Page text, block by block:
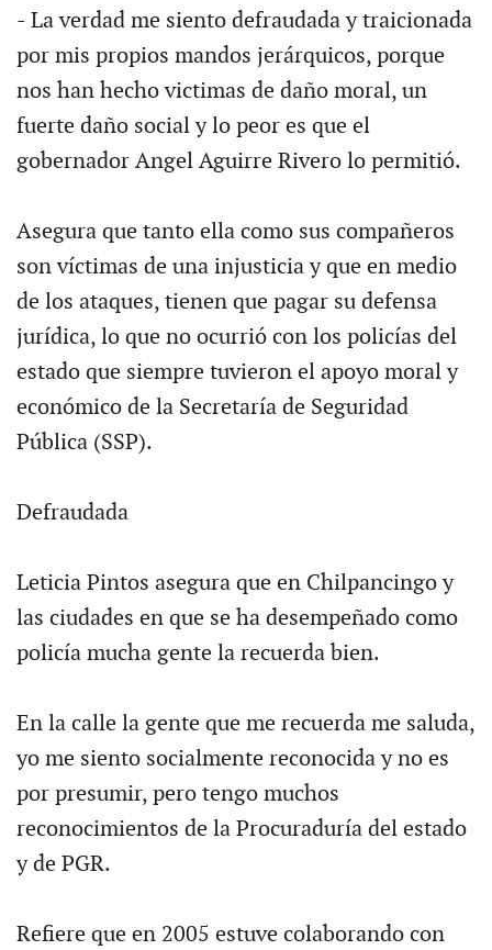
- La verdad me siento defraudada y traicionada
por mis propios mandos jerárquicos, porque
nos han hecho victimas de daño moral, un
fuerte daño social y lo peor es que el
gobernador Angel Aguirre Rivero lo permitió.
Asegura que tanto ella como sus compañeros
son víctimas de una injusticia y que en medio
de los ataques, tienen que pagar su defensa
jurídica, lo que no ocurrió con los policías del
estado que siempre tuvieron el apoyo moral y
económico de la Secretaría de Seguridad
Pública (SSP).
Defraudada
Leticia Pintos asegura que en Chilpancingo y
las ciudades en que se ha desempeñado como
policía mucha gente la recuerda bien.
En la calle la gente que me recuerda me saluda,
yo me siento socialmente reconocida y no es
por presumir, pero tengo muchos
reconocimientos de la Procuraduría del estado
y de PGR.
Refiere que en 2005 estuve colaborando con